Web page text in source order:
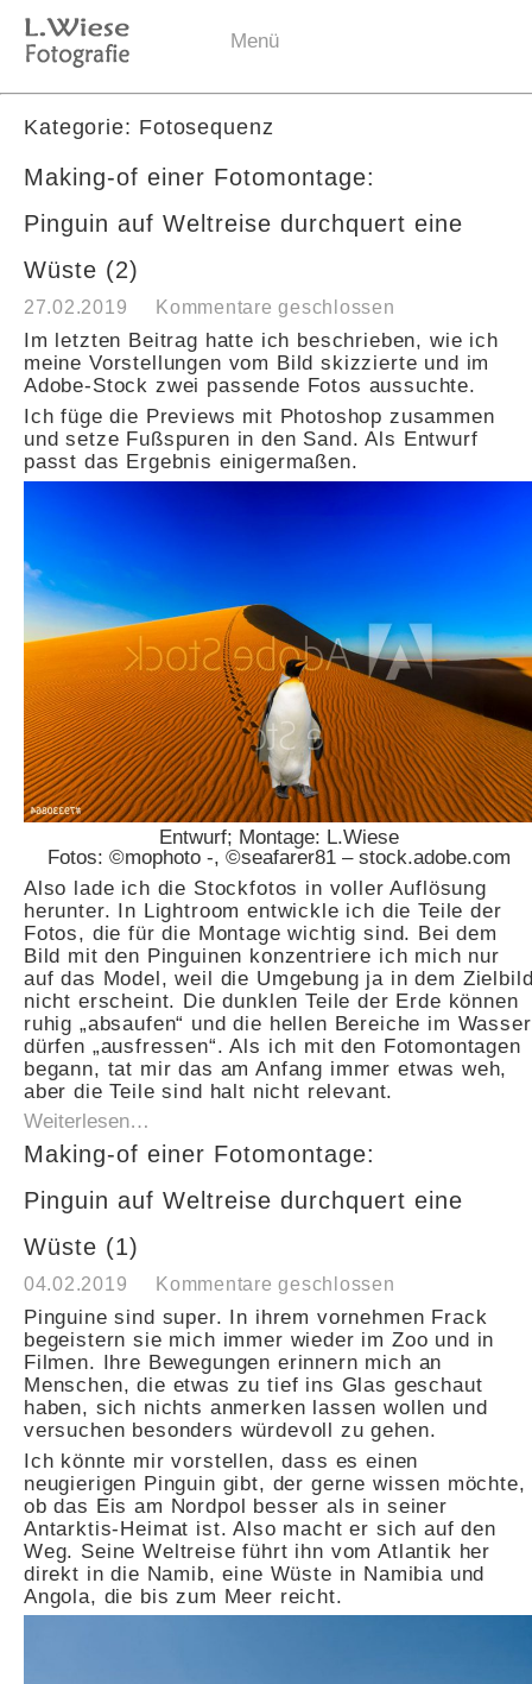
Menü
Kategorie: Fotosequenz
Making-of einer Fotomontage:
Pinguin auf Weltreise durchquert eine
Wüste (2)
27.02.2019 Kommentare geschlossen
Im letzten Beitrag hatte ich beschrieben, wie ich
meine Vorstellungen vom Bild skizzierte und im
Adobe-Stock zwei passende Fotos aussuchte.
Ich füge die Previews mit Photoshop zusammen
und setze Fußspuren in den Sand. Als Entwurf
passt das Ergebnis einigermaßen.
Entwurf; Montage: L.Wiese
Fotos: ©mophoto -, ©seafarer81 – stock.adobe.com
Also lade ich die Stockfotos in voller Auflösung
herunter. In Lightroom entwickle ich die Teile der
Fotos, die für die Montage wichtig sind. Bei dem
Bild mit den Pinguinen konzentriere ich mich nur
auf das Model, weil die Umgebung ja in dem
nicht erscheint. Die dunklen Teile der Erde können
ruhig „absaufen“ und die hellen Bereiche im Wasser
dürfen „ausfressen“. Als ich mit den Fotomontagen
begann, tat mir das am Anfang immer etwas weh,
aber die Teile sind halt nicht relevant.
Weiterlesen…
Making-of einer Fotomontage:
Pinguin auf Weltreise durchquert eine
Wüste (1)
04.02.2019 Kommentare geschlossen
Pinguine sind super. In ihrem vornehmen Frack
begeistern sie mich immer wieder im Zoo und in
Filmen. Ihre Bewegungen erinnern mich an
Menschen, die etwas zu tief ins Glas geschaut
haben, sich nichts anmerken lassen wollen und
versuchen besonders würdevoll zu gehen.
Ich könnte mir vorstellen, dass es einen
neugierigen Pinguin gibt, der gerne wissen möchte,
ob das Eis am Nordpol besser als in seiner
Antarktis-Heimat ist. Also macht er sich auf den
Weg. Seine Weltreise führt ihn vom Atlantik her
direkt in die Namib, eine Wüste in Namibia und
Angola, die bis zum Meer reicht.